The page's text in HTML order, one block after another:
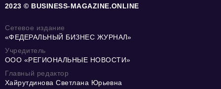
2023 © BUSINESS-MAGAZINE.ONLINE
Сетевое издание
«ФЕДЕРАЛЬНЫЙ БИЗНЕС ЖУРНАЛ»
Учредитель
ООО «РЕГИОНАЛЬНЫЕ НОВОСТИ»
Главный редактор
Хайрутдинова Светлана Юрьевна